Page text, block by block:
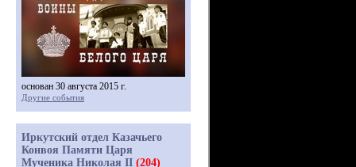
основан 30 августа 2015 г.
Другие события
Иркутский отдел Казачьего
Конвоя Памяти Царя
Мученика Николая II (204)